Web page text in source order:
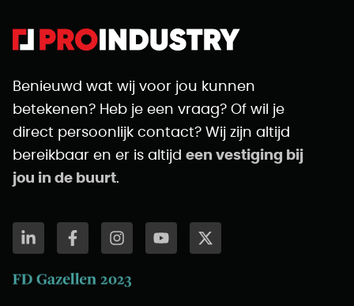
Benieuwd wat wij voor jou kunnen
betekenen? Heb je een vraag? Of wil je
direct persoonlijk contact? Wij zijn altijd
bereikbaar en er is altijd een vestiging bij
jou in de buurt.